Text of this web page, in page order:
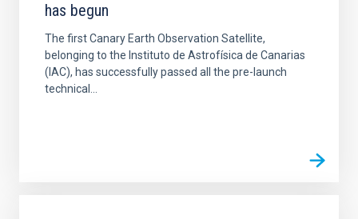
has begun
The first Canary Earth Observation Satellite,
belonging to the Instituto de Astrofísica de Canarias
(IAC), has successfully passed all the pre-launch
technical...